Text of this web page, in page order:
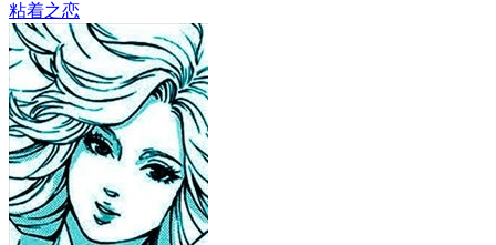
粘着之恋